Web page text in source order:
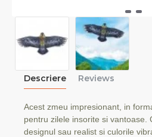
Descriere Reviews
Acest zmeu impresionant, in
pentru zilele insorite si vantoase.
designul sau realist si culorile